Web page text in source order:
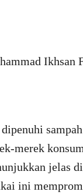
merek
jelas
ini